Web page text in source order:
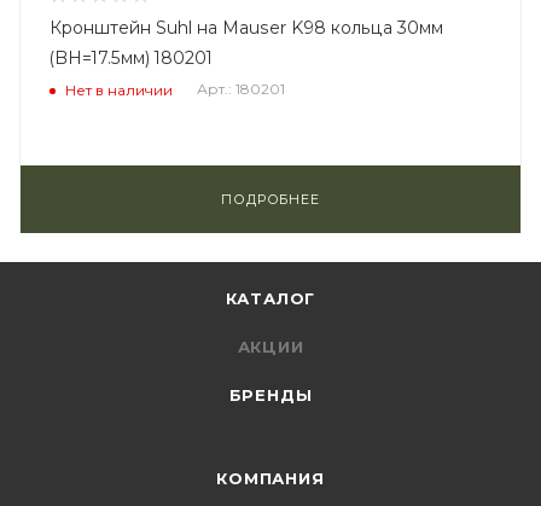
Кронштейн Suhl на Mauser K98 кольца 30мм
(BH=17.5мм) 180201
Нет в наличии Арт.: 180201
ПОДРОБНЕЕ
КАТАЛОГ
АКЦИИ
БРЕНДЫ
КОМПАНИЯ